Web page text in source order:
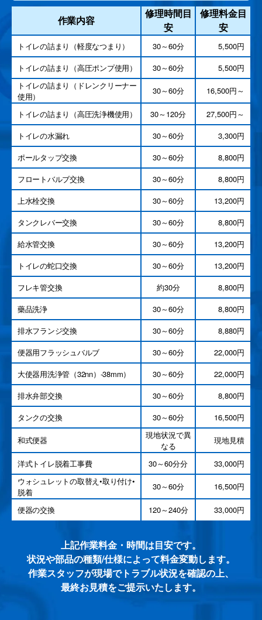
作業内容
修理時間目
安
修理料金目
安
トイレの詰まり（軽度なつまり） 30～60分
5,500円
トイレの詰まり（高圧ポンプ使用）
30～60分
5,500円
トイレの詰まり（ドレンクリーナー
使用）
30～60分 16,500円～
トイレの詰まり（高圧洗浄機使用） 30～120分
27,500円～
トイレの水漏れ
30～60分
3,300円
ポールタップ交換
30～60分
8,800円
フロートバルブ交換
30～60分
8,800円
上水栓交換
30～60分
13,200円
タンクレバー交換
30～60分
8,800円
給水管交換
30～60分
13,200円
トイレの蛇口交換
30～60分
13,200円
フレキ管交換
約30分
8,800円
藥品洗浄
30～60分
8,800円
排水フランジ交換
30～60分
8,880円
便器用フラッシュバルブ
30～60分
22,000円
大使器用洗浄管（32nn）-38mm）
30～60分
22,000円
排水弁部交換
30～60分
8,800円
タンクの交換
30～60分 16,500円
和式便器
現地状況で異
なる
現地見積
洋式トイレ脱着工事費 30～60分分
33,000円
ウォシュレットの取替え•取り付け•
脱着
30～60分 16,500円
便器の交換 120～240分 33,000円
上記作業料金・時間は目安です。
状況や部品の種類/仕様によって料金変動します。
作業スタッフが現場でトラブル状況を確認の上、
最終お見積をご提示いたします。